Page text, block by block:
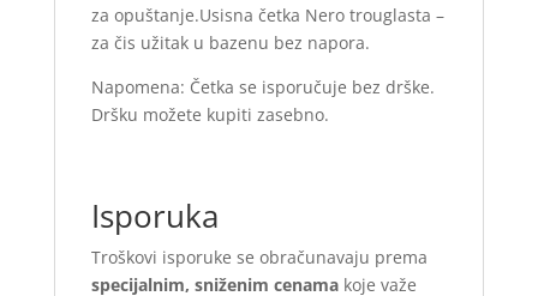
za opuštanje.Usisna četka Nero trouglasta –
za čis užitak u bazenu bez napora.
Napomena: Četka se isporučuje bez drške.
Dršku možete kupiti zasebno.
Isporuka
Troškovi isporuke se obračunavaju prema
specijalnim, sniženim cenamakoje važe